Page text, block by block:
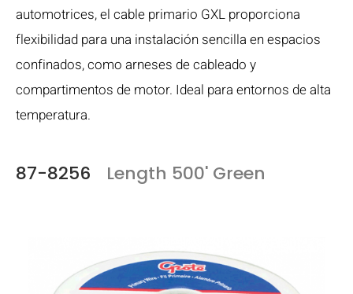
automotrices, el cable primario GXL proporciona
flexibilidad para una instalación sencilla en espacios
confinados, como arneses de cableado y
compartimentos de motor. Ideal para entornos de alta
temperatura.
87-8256 Length 500' Green